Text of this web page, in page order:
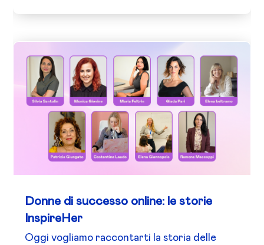
Donne di successo online: le storie
InspireHer
Oggi vogliamo raccontarti la storia delle